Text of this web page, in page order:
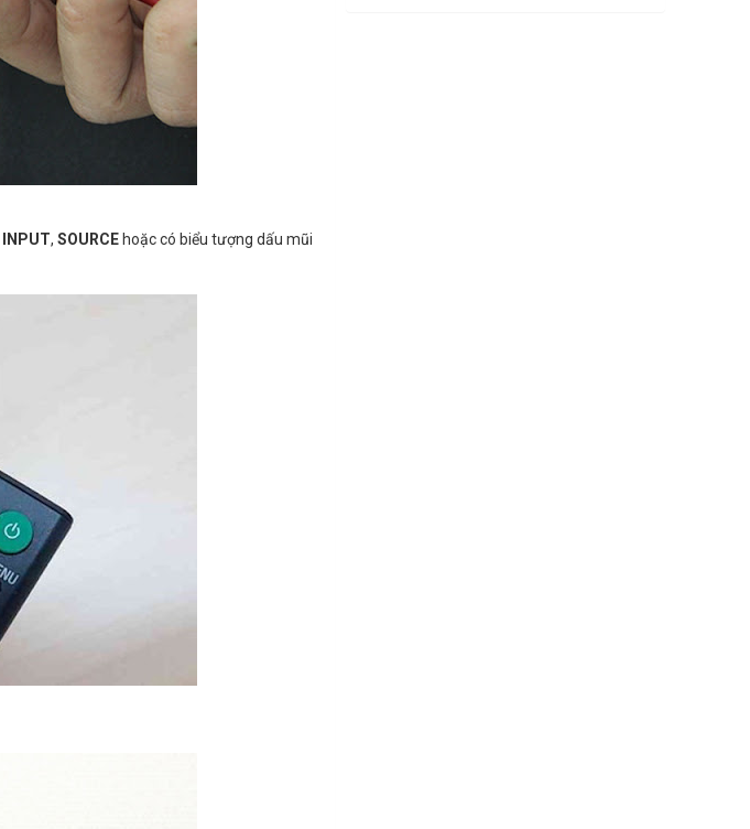
INPUT, SOURCE hoặc có biểu tượng dấu mũi